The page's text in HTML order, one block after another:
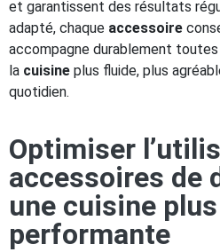
et garantissent des résultats
adapté, chaque accessoire
accompagne durablement
la cuisine plus fluide, plus
quotidien.
Optimiser
accessoires de
une cuisine
performante